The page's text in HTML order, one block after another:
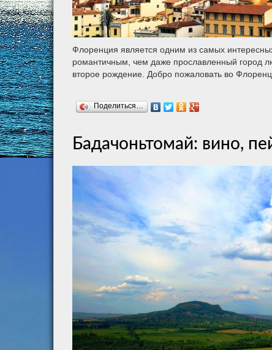
Флоренция является одним из самых
романтичным, чем даже прославленный город
второе рождение. Добро пожаловать во
Поделиться…
Бадачоньтомай: вино,